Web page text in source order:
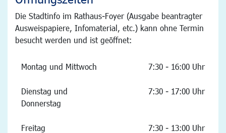
Die Stadtinfo im Rathaus-Foyer (Ausgabe beantragter
Ausweispapiere, Infomaterial, etc.) kann ohne Termin
besucht werden und ist geöffnet:
Montag und Mittwoch 7:30 - 16:00 Uhr
Dienstag und
Donnerstag
7:30 - 17:00 Uhr
Freitag 7:30 - 13:00 Uhr